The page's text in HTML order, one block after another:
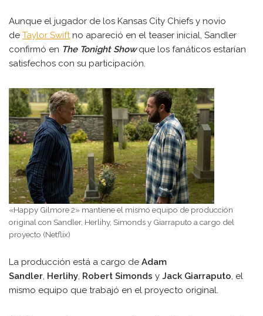
Aunque el jugador de los Kansas City Chiefs y novio
de Taylor Swiftno apareció en el teaser inicial, Sandler
confirmó en The Tonight Showque los fanáticos estarían
satisfechos con su participación.
«Happy Gilmore 2» mantiene el mismo equipo de producción
original con Sandler, Herlihy, Simonds y Giarraputo a cargo del
proyecto (Netflix)
La producción está a cargo de Adam
Sandler, Herlihy, Robert Simonds y Jack Giarraputo, el
mismo equipo que trabajó en el proyecto original.